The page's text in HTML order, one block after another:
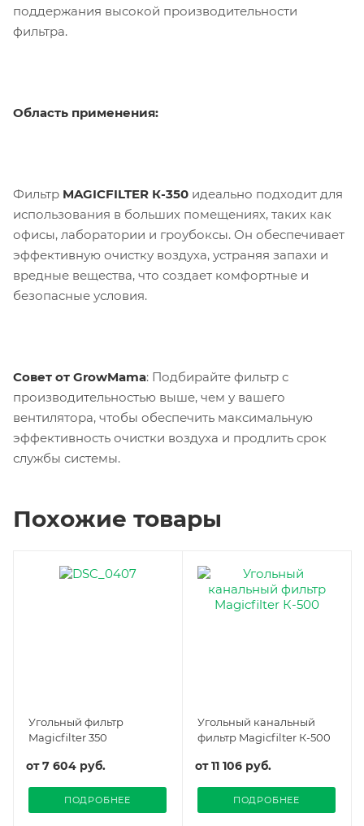
поддержания высокой производительности
фильтра.
Область применения:
Фильтр MAGICFILTER К-350 идеально подходит для
использования в больших помещениях, таких как
офисы, лаборатории и гроубоксы. Он обеспечивает
эффективную очистку воздуха, устраняя запахи и
вредные вещества, что создает комфортные и
безопасные условия.
Совет от GrowMama: Подбирайте фильтр с
производительностью выше, чем у вашего
вентилятора, чтобы обеспечить максимальную
эффективность очистки воздуха и продлить срок
службы системы.
Похожие товары
Угольный фильтр
Magicfilter 350
от7 604 руб.
ПОДРОБНЕЕ
Угольный канальный
фильтр Magicfilter К-500
от11 106 руб.
ПОДРОБНЕЕ